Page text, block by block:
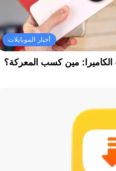
أخبار الموبايلات